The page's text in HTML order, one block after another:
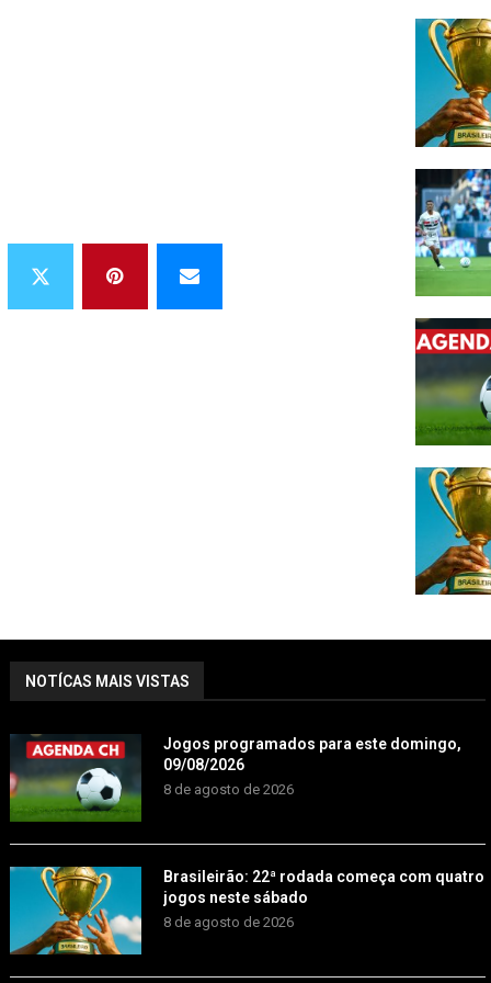
NOTÍCAS MAIS VISTAS
Jogos programados para este domingo,
09/08/2026
8 de agosto de 2026
Brasileirão: 22ª rodada começa com quatro
jogos neste sábado
8 de agosto de 2026